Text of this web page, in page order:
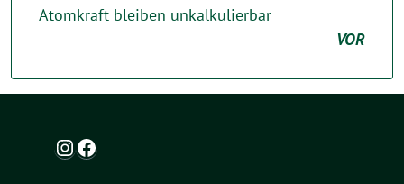
Atomkraft bleiben unkalkulierbar
VOR
Instagram
Facebook